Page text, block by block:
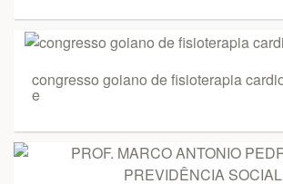
congresso goiano de fisioterapia
e